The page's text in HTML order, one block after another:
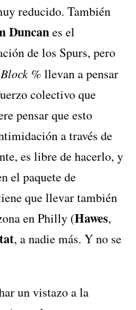
reducido. También
Duncanes el
de los Spurs, pero
Block % llevan a pensar
colectivo que
pensar que esto
a través de
es libre de hacerlo, y
el paquete de
que llevar también
en Philly (Hawes,
, a nadie más. Y no se
un vistazo a la